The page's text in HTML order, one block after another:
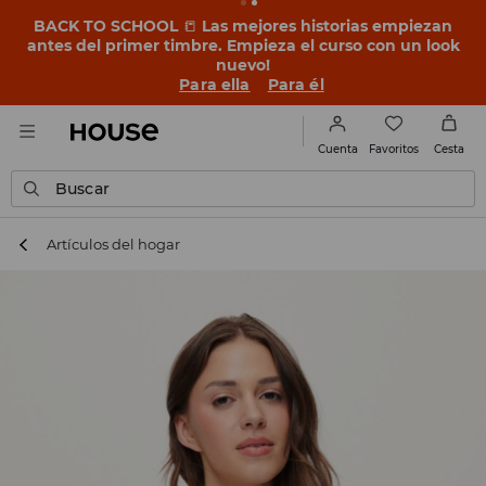
BACK TO SCHOOL 📒 Las mejores historias empiezan
antes del primer timbre. Empieza el curso con un look
nuevo!
Para ella
Para él
Cuenta Favoritos Cesta
Buscar
Artículos del hogar